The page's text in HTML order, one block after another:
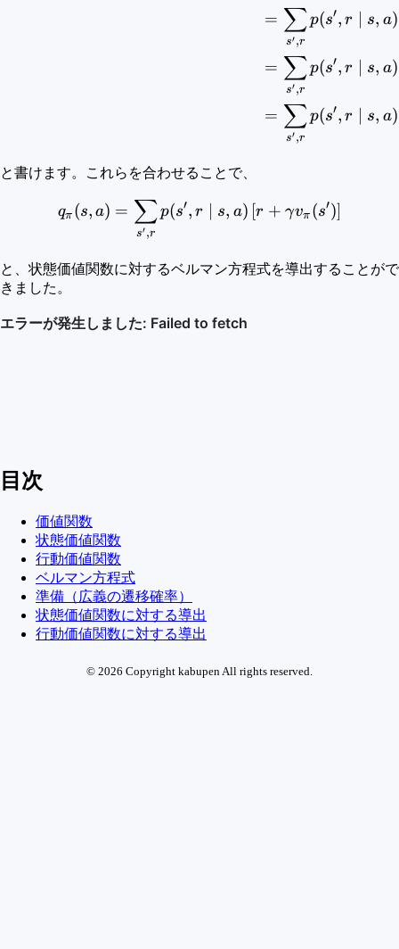
=
s′ ,r
∑p(s′, r s, a)
=
s′ ,r
∑p(s′, r s, a)
=
s′ ,r
∑p(s′, r s, a)
と書けます。これらを合わせることで、
\begin{aligned}
qπ (s, a) =
s′ ,r
∑p(s′, r s, a) [r + γvπ (s′)]
と、状態価値関数に対するベルマン方程式を導出することがで
きました。
目次
価値関数
状態価値関数
行動価値関数
ベルマン方程式
準備（広義の遷移確率）
状態価値関数に対する導出
行動価値関数に対する導出
© 2026 Copyright kabupen All rights reserved.